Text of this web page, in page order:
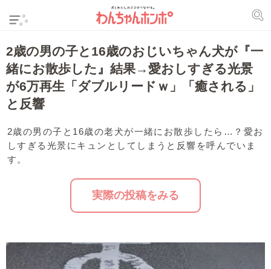
2歳の男の子と16歳のおじいちゃん犬が『一
緒にお散歩した』結果→愛おしすぎる光景
が6万再生「ダブルリードｗ」「癒される」
と反響
2歳の男の子と16歳の老犬が一緒にお散歩したら…？愛お
しすぎる光景にキュンとしてしまうと反響を呼んでいま
す。
実際の投稿をみる